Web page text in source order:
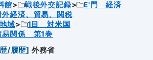
館 戦後外交記録
E'門 経済
経済、貿易、関税
域
1目 対米国
易関係 第1巻
/履歴] 外務省